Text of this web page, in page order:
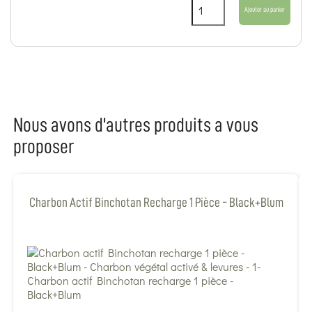
Ajouter au panier
Nous avons d'autres produits a vous
proposer
Charbon Actif Binchotan Recharge 1 Pièce - Black+Blum